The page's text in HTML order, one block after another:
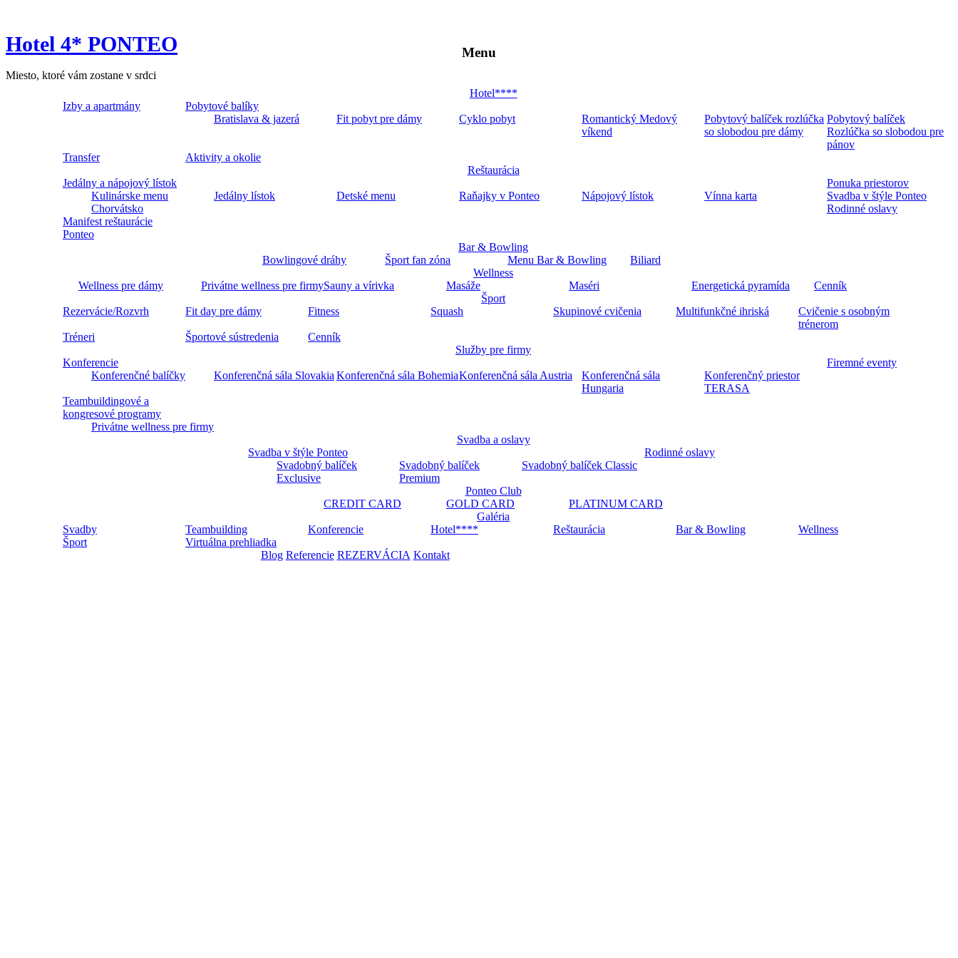
Hotel 4* PONTEO
Miesto, ktoré vám zostane v srdci
Menu
Hotel****
Izby a apartmány
Pobytové balíky
Bratislava & jazerá
Fit pobyt pre dámy Cyklo pobyt
Romantický Medový
víkend
Pobytový balíček rozlúčka
so slobodou pre dámy
Pobytový balíček
Rozlúčka so slobodou pre
pánov
Transfer
Aktivity a okolie
Reštaurácia
Jedálny a nápojový lístok
Kulinárske menu
Chorvátsko
Jedálny lístok Detské menu Raňajky v Ponteo Nápojový lístok Vínna karta
Ponuka priestorov
Svadba v štýle Ponteo
Rodinné oslavy
Manifest reštaurácie
Ponteo
Bar & Bowling
Bowlingové dráhy
Šport fan zóna Menu Bar & Bowling
Biliard
Wellness
Wellness pre dámy
Privátne wellness pre firmySauny a vírivka Masáže Maséri Energetická pyramída
Cenník
Šport
Rezervácie/Rozvrh
Fit day pre dámy Fitness Squash Skupinové cvičenia Multifunkčné ihriská
Cvičenie s osobným
trénerom
Tréneri
Športové sústredenia
Cenník
Služby pre firmy
Konferencie
Konferenčné balíčky
Konferenčná sála Slovakia Konferenčná sála BohemiaKonferenčná sála Austria
Konferenčná sála
Hungaria
Konferenčný priestor
TERASA
Firemné eventy
Teambuildingové a
kongresové programy
Privátne wellness pre firmy
Svadba a oslavy
Svadba v štýle Ponteo
Svadobný balíček
Exclusive
Svadobný balíček
Premium
Svadobný balíček Classic
Rodinné oslavy
Ponteo Club
CREDIT CARD
GOLD CARD
PLATINUM CARD
Galéria
Svadby
Teambuilding Konferencie Hotel**** Reštaurácia Bar & Bowling
Wellness
Šport
Virtuálna prehliadka
Blog Referencie REZERVÁCIA Kontakt